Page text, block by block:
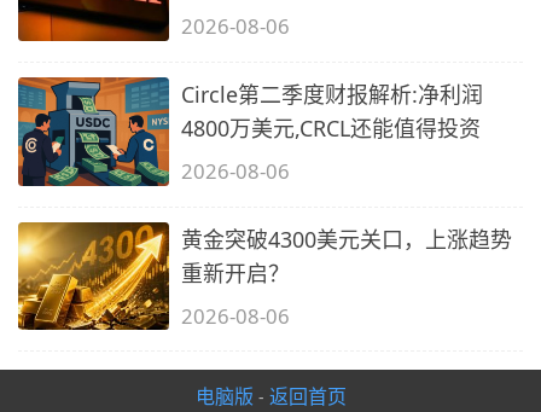
2026-08-06
Circle第二季度财报解析:净利润
4800万美元,CRCL还能值得投资
2026-08-06
黄金突破4300美元关口，上涨趋势
重新开启？
2026-08-06
电脑版 - 返回首页